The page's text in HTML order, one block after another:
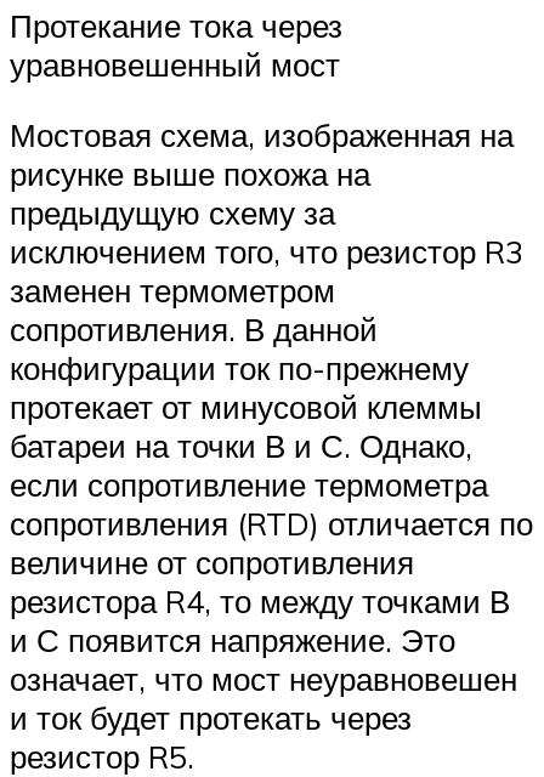
Протекание тока через
уравновешенный мост
Мостовая схема, изображенная на
рисунке выше похожа на
предыдущую схему за
исключением того, что резистор R3
заменен термометром
сопротивления. В данной
конфигурации ток по-прежнему
протекает от минусовой клеммы
батареи на точки В и С. Однако,
если сопротивление термометра
сопротивления (RTD) отличается по
величине от сопротивления
резистора R4, то между точками В
и С появится напряжение. Это
означает, что мост неуравновешен
и ток будет протекать через
резистор R5.